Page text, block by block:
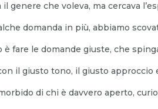
il genere che voleva, ma cercava
domanda in più, abbiamo
è fare le domande giuste, che
il giusto tono, il giusto approccio
di chi è davvero aperto,